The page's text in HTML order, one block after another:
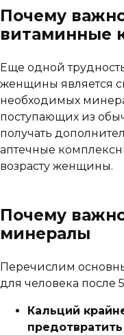
Почему
витаминные
Еще одной
женщины является
необходимых
поступающих из
получать
аптечные
возрасту женщины.
Почему
минералы
Перечислим
для человека после
Кальций